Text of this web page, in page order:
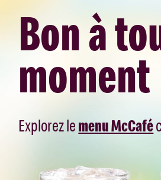
Bon à
moment
Explorez lemenu McCafé